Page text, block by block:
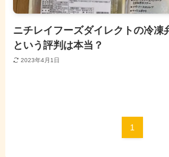
ニチレイフーズダイレクトの冷凍
という評判は本当？
2023年4月1日
1